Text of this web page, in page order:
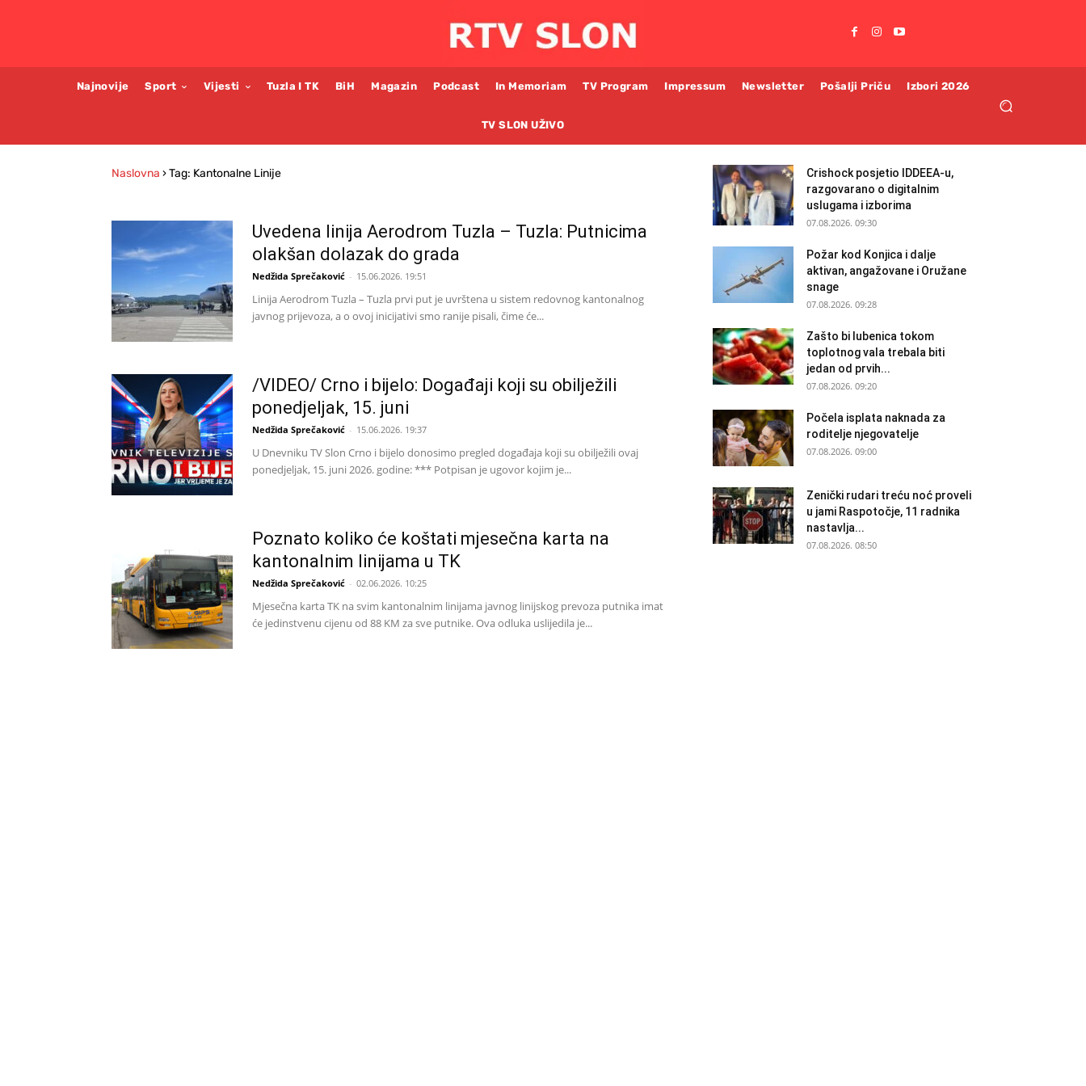
Najnovije Sport Vijesti Tuzla I TK BiH Magazin Podcast In Memoriam TV Program Impressum Newsletter Pošalji Priču Izbori 2026
TV SLON UŽIVO
Naslovna ›Tag: Kantonalne Linije
Uvedena linija Aerodrom Tuzla – Tuzla: Putnicima
olakšan dolazak do grada
Nedžida Sprečaković - 15.06.2026. 19:51
Linija Aerodrom Tuzla – Tuzla prvi put je uvrštena u sistem redovnog kantonalnog
javnog prijevoza, a o ovoj inicijativi smo ranije pisali, čime će...
/VIDEO/ Crno i bijelo: Događaji koji su obilježili
ponedjeljak, 15. juni
Nedžida Sprečaković - 15.06.2026. 19:37
U Dnevniku TV Slon Crno i bijelo donosimo pregled događaja koji su obilježili ovaj
ponedjeljak, 15. juni 2026. godine: *** Potpisan je ugovor kojim je...
Poznato koliko će koštati mjesečna karta na
kantonalnim linijama u TK
Nedžida Sprečaković - 02.06.2026. 10:25
Mjesečna karta TK na svim kantonalnim linijama javnog linijskog prevoza putnika imat
će jedinstvenu cijenu od 88 KM za sve putnike. Ova odluka uslijedila je...
Crishock posjetio IDDEEA-u,
razgovarano o digitalnim
uslugama i izborima
07.08.2026. 09:30
Požar kod Konjica i dalje
aktivan, angažovane i Oružane
snage
07.08.2026. 09:28
Zašto bi lubenica tokom
toplotnog vala trebala biti
jedan od prvih...
07.08.2026. 09:20
Počela isplata naknada za
roditelje njegovatelje
07.08.2026. 09:00
Zenički rudari treću noć proveli
u jami Raspotočje, 11 radnika
nastavlja...
07.08.2026. 08:50